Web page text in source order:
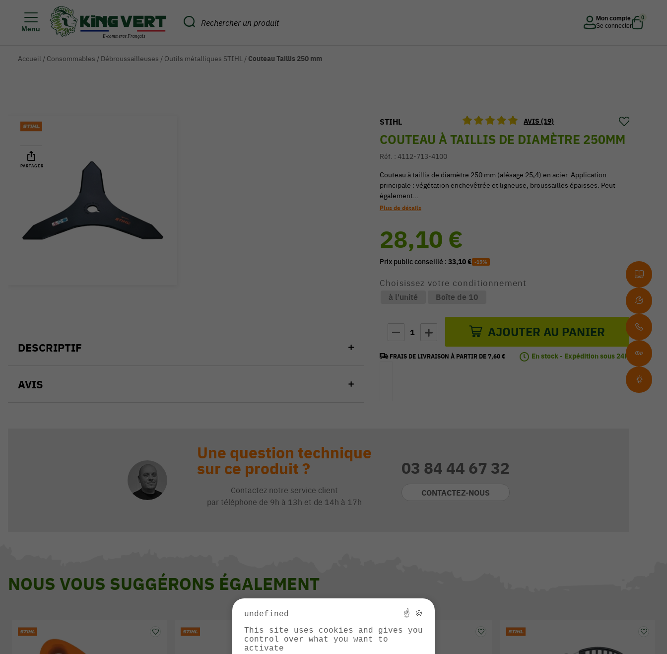
Menu
Mon compte
Se connecter
0
Accueil / Consommables / Débroussailleuses / Outils métalliques STIHL / Couteau Taillis 250 mm
PARTAGER
DESCRIPTIF
AVIS
STIHL AVIS (19)
COUTEAU À TAILLIS DE DIAMÈTRE 250MM
Réf. : 4112-713-4100
Couteau à taillis de diamètre 250 mm (alésage 25,4) en acier. Application
principale : végétation enchevêtrée et ligneuse, broussailles épaisses. Peut
également…
Plus de détails
28,10 €
Prix public conseillé : 33,10 € -15%
Choisissez votre conditionnement
à l'unité Boîte de 10
1 AJOUTER AU PANIER
FRAIS DE LIVRAISON À PARTIR DE 7,60 € En stock - Expédition sous 24H
Une question technique
sur ce produit ?
Contactez notre service client
par téléphone de 9h à 13h et de 14h à 17h
03 84 44 67 32
CONTACTEZ-NOUS
NOUS VOUS SUGGÉRONS ÉGALEMENT
undefined
☝ 🍪
This site uses cookies and gives you
control over what you want to
activate